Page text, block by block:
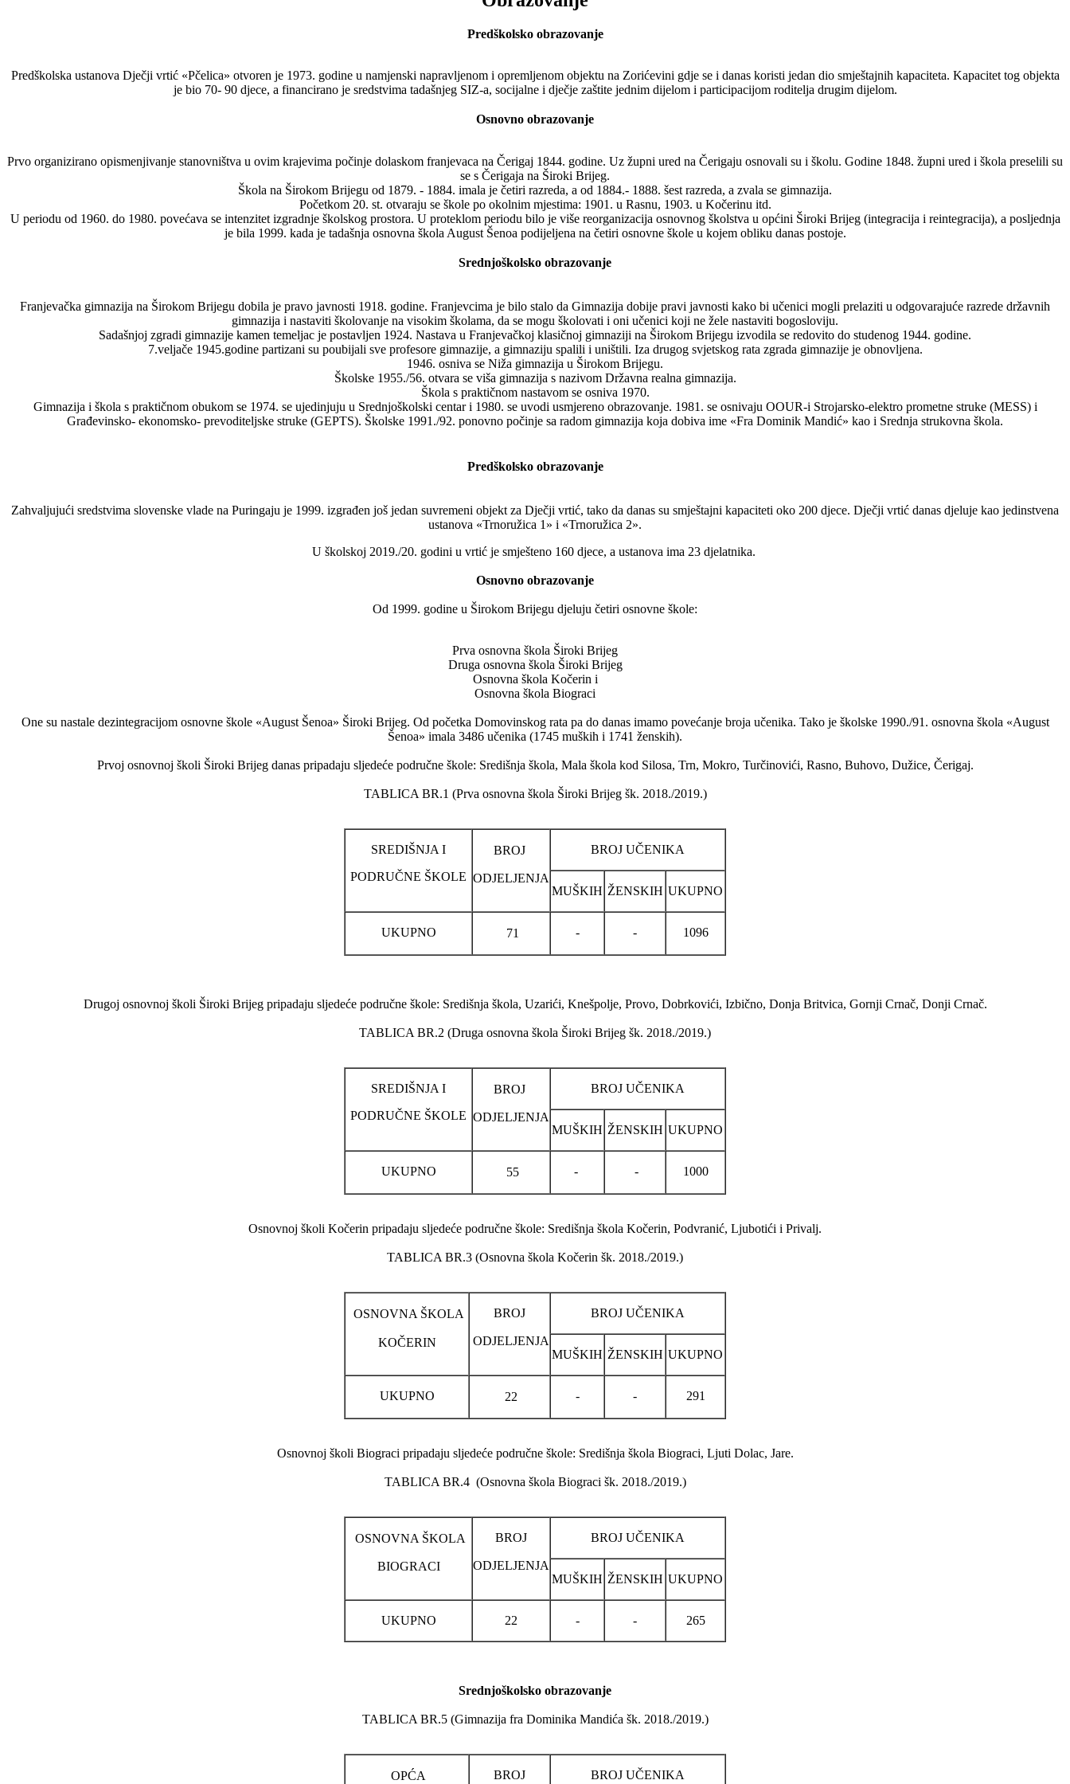
Predškolsko obrazovanje
Predškolska ustanova Dječji vrtić «Pčelica» otvoren je 1973. godine u namjenski napravljenom i opremljenom objektu na Zorićevini gdje se i danas koristi jedan dio smještajnih kapaciteta. Kapacitet tog objekta
je bio 70- 90 djece, a financirano je sredstvima tadašnjeg SIZ-a, socijalne i dječje zaštite jednim dijelom i participacijom roditelja drugim dijelom.
Osnovno obrazovanje
Prvo organizirano opismenjivanje stanovništva u ovim krajevima počinje dolaskom franjevaca na Čerigaj 1844. godine. Uz župni ured na Čerigaju osnovali su i školu. Godine 1848. župni ured i škola preselili su
se s Čerigaja na Široki Brijeg.
Škola na Širokom Brijegu od 1879. - 1884. imala je četiri razreda, a od 1884.- 1888. šest razreda, a zvala se gimnazija.
Početkom 20. st. otvaraju se škole po okolnim mjestima: 1901. u Rasnu, 1903. u Kočerinu itd.
U periodu od 1960. do 1980. povećava se intenzitet izgradnje školskog prostora. U proteklom periodu bilo je više reorganizacija osnovnog školstva u općini Široki Brijeg (integracija i reintegracija), a posljednja
je bila 1999. kada je tadašnja osnovna škola August Šenoa podijeljena na četiri osnovne škole u kojem obliku danas postoje.
Srednjoškolsko obrazovanje
Franjevačka gimnazija na Širokom Brijegu dobila je pravo javnosti 1918. godine. Franjevcima je bilo stalo da Gimnazija dobije pravi javnosti kako bi učenici mogli prelaziti u odgovarajuće razrede državnih
gimnazija i nastaviti školovanje na visokim školama, da se mogu školovati i oni učenici koji ne žele nastaviti bogosloviju.
Sadašnjoj zgradi gimnazije kamen temeljac je postavljen 1924. Nastava u Franjevačkoj klasičnoj gimnaziji na Širokom Brijegu izvodila se redovito do studenog 1944. godine.
7.veljače 1945.godine partizani su poubijali sve profesore gimnazije, a gimnaziju spalili i uništili. Iza drugog svjetskog rata zgrada gimnazije je obnovljena.
1946. osniva se Niža gimnazija u Širokom Brijegu.
Školske 1955./56. otvara se viša gimnazija s nazivom Državna realna gimnazija.
Škola s praktičnom nastavom se osniva 1970.
Gimnazija i škola s praktičnom obukom se 1974. se ujedinjuju u Srednjoškolski centar i 1980. se uvodi usmjereno obrazovanje. 1981. se osnivaju OOUR-i Strojarsko-elektro prometne struke (MESS) i
Građevinsko- ekonomsko- prevoditeljske struke (GEPTS). Školske 1991./92. ponovno počinje sa radom gimnazija koja dobiva ime «Fra Dominik Mandić» kao i Srednja strukovna škola.
Predškolsko obrazovanje
Zahvaljujući sredstvima slovenske vlade na Puringaju je 1999. izgrađen još jedan suvremeni objekt za Dječji vrtić, tako da danas su smještajni kapaciteti oko 200 djece. Dječji vrtić danas djeluje kao jedinstvena
ustanova «Trnoružica 1» i «Trnoružica 2».
U školskoj 2019./20. godini u vrtić je smješteno 160 djece, a ustanova ima 23 djelatnika.
Osnovno obrazovanje
Od 1999. godine u Širokom Brijegu djeluju četiri osnovne škole:
Prva osnovna škola Široki Brijeg
Druga osnovna škola Široki Brijeg
Osnovna škola Kočerin i
Osnovna škola Biograci
One su nastale dezintegracijom osnovne škole «August Šenoa» Široki Brijeg. Od početka Domovinskog rata pa do danas imamo povećanje broja učenika. Tako je školske 1990./91. osnovna škola «August
Šenoa» imala 3486 učenika (1745 muških i 1741 ženskih).
Prvoj osnovnoj školi Široki Brijeg danas pripadaju sljedeće područne škole: Središnja škola, Mala škola kod Silosa, Trn, Mokro, Turčinovići, Rasno, Buhovo, Dužice, Čerigaj.
TABLICA BR.1 (Prva osnovna škola Široki Brijeg šk. 2018./2019.)
SREDIŠNJA I
PODRUČNE ŠKOLE
BROJ
ODJELJENJA
BROJ UČENIKA
MUŠKIH ŽENSKIH UKUPNO
UKUPNO 71 - - 1096
Drugoj osnovnoj školi Široki Brijeg pripadaju sljedeće područne škole: Središnja škola, Uzarići, Knešpolje, Provo, Dobrkovići, Izbično, Donja Britvica, Gornji Crnač, Donji Crnač.
TABLICA BR.2 (Druga osnovna škola Široki Brijeg šk. 2018./2019.)
SREDIŠNJA I
PODRUČNE ŠKOLE
BROJ
ODJELJENJA
BROJ UČENIKA
MUŠKIH ŽENSKIH UKUPNO
UKUPNO 55 - - 1000
Osnovnoj školi Kočerin pripadaju sljedeće područne škole: Središnja škola Kočerin, Podvranić, Ljubotići i Privalj.
TABLICA BR.3 (Osnovna škola Kočerin šk. 2018./2019.)
OSNOVNA ŠKOLA
KOČERIN
BROJ
ODJELJENJA
BROJ UČENIKA
MUŠKIH ŽENSKIH UKUPNO
UKUPNO 22 - - 291
Osnovnoj školi Biograci pripadaju sljedeće područne škole: Središnja škola Biograci, Ljuti Dolac, Jare.
TABLICA BR.4 (Osnovna škola Biograci šk. 2018./2019.)
OSNOVNA ŠKOLA
BIOGRACI
BROJ
ODJELJENJA
BROJ UČENIKA
MUŠKIH ŽENSKIH UKUPNO
UKUPNO 22 - - 265
Srednjoškolsko obrazovanje
TABLICA BR.5 (Gimnazija fra Dominika Mandića šk. 2018./2019.)
OPĆA BROJ BROJ UČENIKA